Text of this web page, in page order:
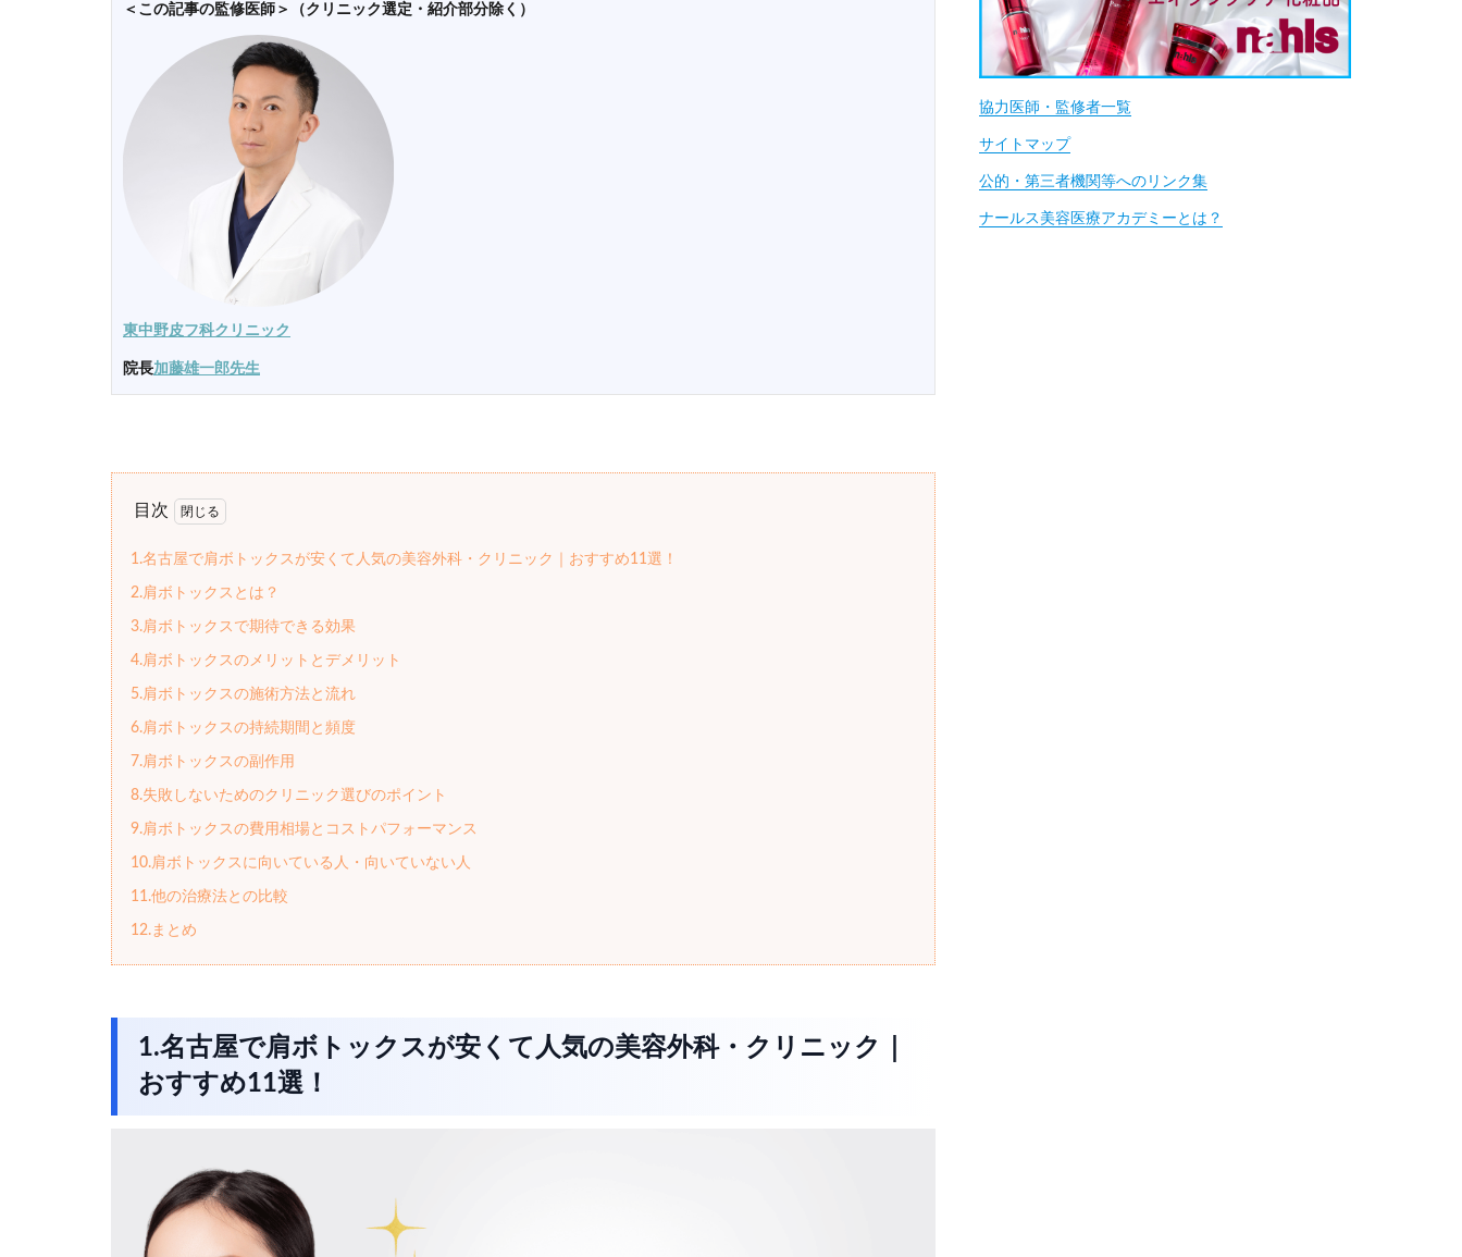
＜この記事の監修医師＞（クリニック選定・紹介部分除く）
東中野皮フ科クリニック
院長加藤雄一郎先生
目次
1.名古屋で肩ボトックスが安くて人気の美容外科・クリニック｜おすすめ11選！
2.肩ボトックスとは？
3.肩ボトックスで期待できる効果
4.肩ボトックスのメリットとデメリット
5.肩ボトックスの施術方法と流れ
6.肩ボトックスの持続期間と頻度
7.肩ボトックスの副作用
8.失敗しないためのクリニック選びのポイント
9.肩ボトックスの費用相場とコストパフォーマンス
10.肩ボトックスに向いている人・向いていない人
11.他の治療法との比較
12.まとめ
1.名古屋で肩ボトックスが安くて人気の美容外科・クリニック｜
おすすめ11選！
協力医師・監修者一覧
サイトマップ
公的・第三者機関等へのリンク集
ナールス美容医療アカデミーとは？